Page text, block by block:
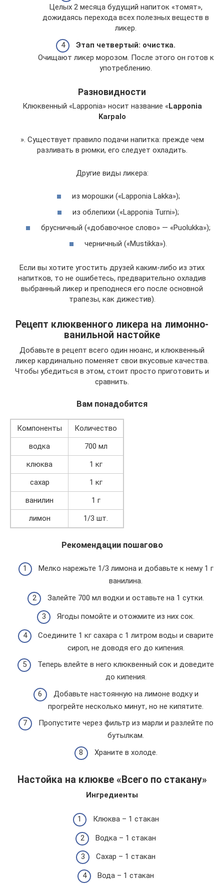
Целых 2 месяца будущий напиток «томят»,
дожидаясь перехода всех полезных веществ в
ликер.
Этап четвертый: очистка.
Очищают ликер морозом. После этого он готов к
употреблению.
Разновидности
Клюквенный «Lapponia» носит название «Lapponia
Karpalo
». Существует правило подачи напитка: прежде чем
разливать в рюмки, его следует охладить.
Другие виды ликера:
из морошки («Lapponia Lakka»);
из облепихи («Lapponia Turni»);
брусничный («добавочное слово» — «Puolukka»);
черничный («Mustikka»).
Если вы хотите угостить друзей каким-либо из этих
напитков, то не ошибетесь, предварительно охладив
выбранный ликер и преподнеся его после основной
трапезы, как дижестив).
Рецепт клюквенного ликера на лимонно-
ванильной настойке
Добавьте в рецепт всего один нюанс, и клюквенный
ликер кардинально поменяет свои вкусовые качества.
Чтобы убедиться в этом, стоит просто приготовить и
сравнить.
Вам понадобится
Компоненты
Количество
водка
700 мл
клюква
1 кг
сахар
1 кг
ванилин
1 г
лимон
1/3 шт.
Рекомендации пошагово
Мелко нарежьте 1/3 лимона и добавьте к нему 1 г
ванилина.
Залейте 700 мл водки и оставьте на 1 сутки.
Ягоды помойте и отожмите из них сок.
Соедините 1 кг сахара с 1 литром воды и сварите
сироп, не доводя его до кипения.
Теперь влейте в него клюквенный сок и доведите
до кипения.
Добавьте настоянную на лимоне водку и
прогрейте несколько минут, но не кипятите.
Пропустите через фильтр из марли и разлейте по
бутылкам.
Храните в холоде.
Настойка на клюкве «Всего по стакану»
Ингредиенты
Клюква – 1 стакан
Водка – 1 стакан
Сахар – 1 стакан
Вода – 1 стакан